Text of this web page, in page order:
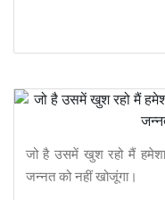
जो है उसमें खुश रहो मैं हमेशा
जन्नत को नहीं खोजूंगा।